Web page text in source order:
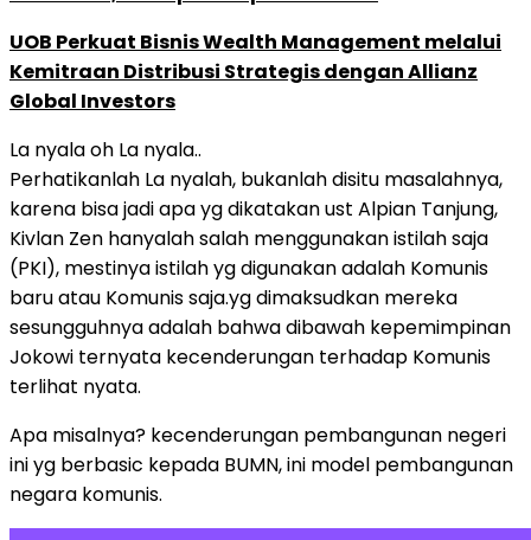
UOB Perkuat Bisnis Wealth Management melalui
Kemitraan Distribusi Strategis dengan Allianz
Global Investors
La nyala oh La nyala..
Perhatikanlah La nyalah, bukanlah disitu masalahnya,
karena bisa jadi apa yg dikatakan ust Alpian Tanjung,
Kivlan Zen hanyalah salah menggunakan istilah saja
(PKI), mestinya istilah yg digunakan adalah Komunis
baru atau Komunis saja.yg dimaksudkan mereka
sesungguhnya adalah bahwa dibawah kepemimpinan
Jokowi ternyata kecenderungan terhadap Komunis
terlihat nyata.
Apa misalnya? kecenderungan pembangunan negeri
ini yg berbasic kepada BUMN, ini model pembangunan
negara komunis.